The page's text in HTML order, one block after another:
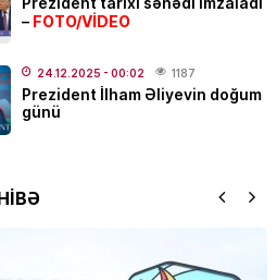
Xose vəfat edib? –
gün:
165
– FOTO/VİDEO
24.12.2025 - 00:02 1187
Prezident İlham Əliyevin doğum
günü